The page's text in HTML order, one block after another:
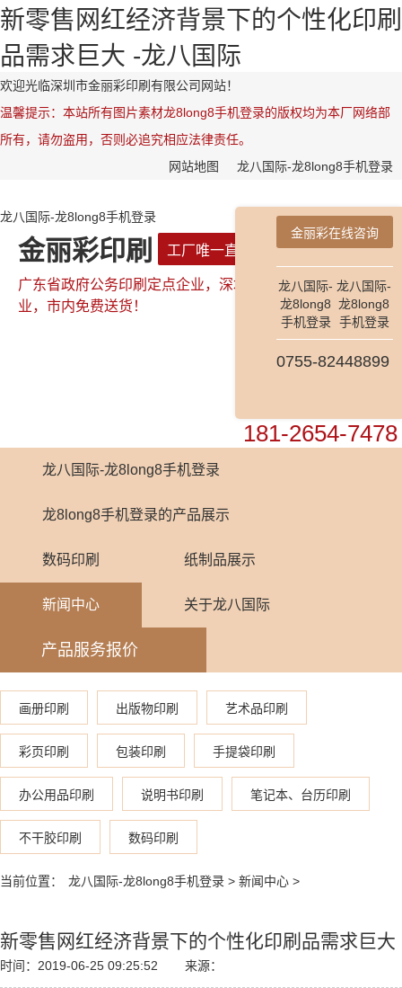
新零售网红经济背景下的个性化印刷
品需求巨大 -龙八国际
欢迎光临深圳市金丽彩印刷有限公司网站！
温馨提示：本站所有图片素材龙8long8手机登录的版权均为本厂网络部
所有，请勿盗用，否则必追究相应法律责任。
网站地图
龙八国际-龙8long8手机登录
龙八国际-龙8long8手机登录
金丽彩印刷 工厂唯一直属网站
广东省政府公务印刷定点企业，深圳市政府公务印刷定点企
业，市内免费送货！
181-2654-7478
龙八国际-龙8long8手机登录
龙8long8手机登录的产品展示
数码印刷 纸制品展示
新闻中心 关于龙八国际
产品服务报价
画册印刷 出版物印刷 艺术品印刷
彩页印刷 包装印刷 手提袋印刷
办公用品印刷 说明书印刷 笔记本、台历印刷
不干胶印刷 数码印刷
当前位置： 龙八国际-龙8long8手机登录 > 新闻中心 >
新零售网红经济背景下的个性化印刷品需求巨大
时间：2019-06-25 09:25:52 来源：
金丽彩在线咨询
龙八国际-
龙8long8
手机登录
龙八国际-
龙8long8
手机登录
0755-82448899